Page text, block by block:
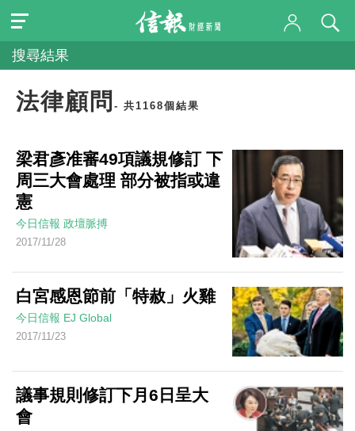
搜尋結果
法律顧問 - 共1168個結果
梁君彥准審49項議規修訂 下
周三大會處理 部分被指或違
憲
今日信報 政壇脈搏
2017/11/28
白宮感恩節前「特赦」火雞
今日信報 EJ Global
2017/11/23
議事規則修訂下月6日呈大
會